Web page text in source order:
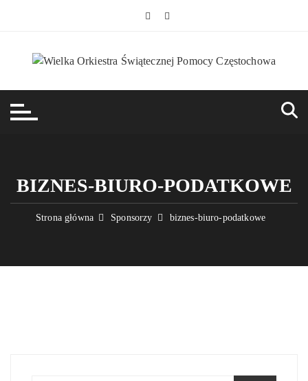
BIZNES-BIURO-PODATKOWE
Strona główna Sponsorzy biznes-biuro-podatkowe